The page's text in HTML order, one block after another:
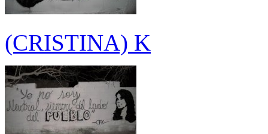
(CRISTINA) K